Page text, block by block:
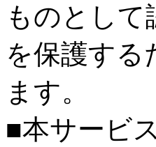
ものとし
を保護する
ます。
■本サービ